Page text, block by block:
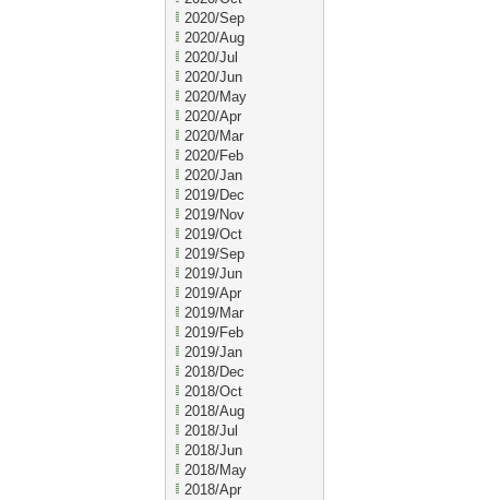
2020/Sep
2020/Aug
2020/Jul
2020/Jun
2020/May
2020/Apr
2020/Mar
2020/Feb
2020/Jan
2019/Dec
2019/Nov
2019/Oct
2019/Sep
2019/Jun
2019/Apr
2019/Mar
2019/Feb
2019/Jan
2018/Dec
2018/Oct
2018/Aug
2018/Jul
2018/Jun
2018/May
2018/Apr